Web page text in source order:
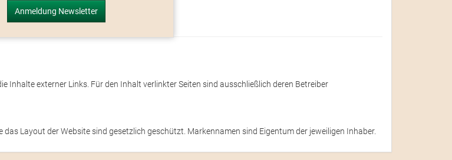
externer Links. Für den Inhalt verlinkter Seiten sind ausschließlich deren Betreiber
Layout der Website sind gesetzlich geschützt. Markennamen sind Eigentum der jeweiligen Inhaber.
Anmeldung Newsletter